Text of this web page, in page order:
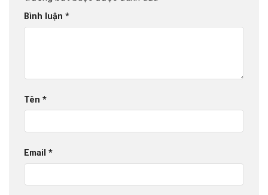
Bình luận *
Tên *
Email *